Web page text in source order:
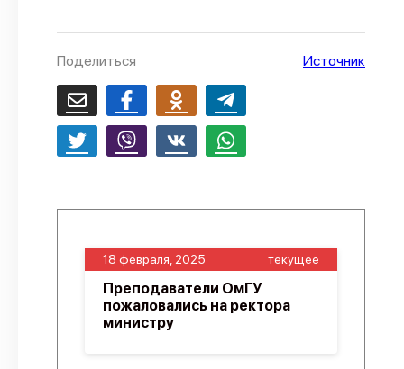
Поделиться Источник
18 февраля, 2025 текущее
Преподаватели ОмГУ
пожаловались на ректора
министру